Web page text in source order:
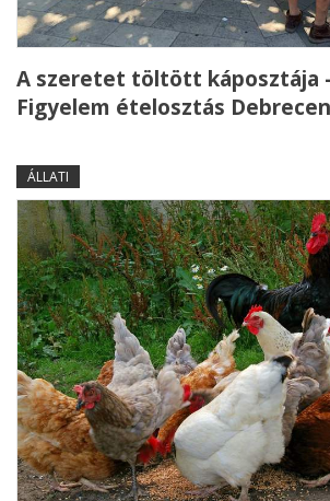
A szeretet töltött káposztája
Figyelem ételosztás
ÁLLATI